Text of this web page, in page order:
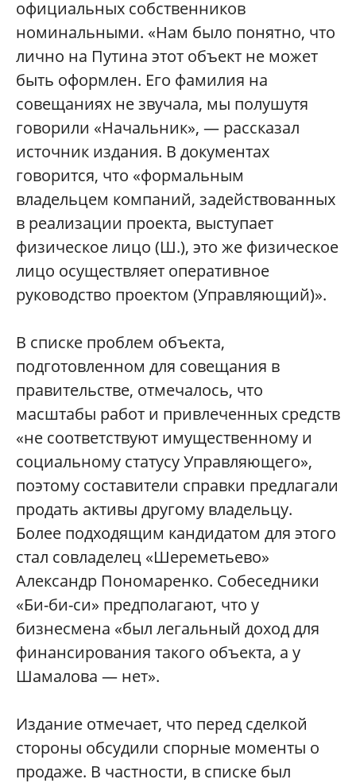
официальных собственников
номинальными. «Нам было понятно, что
лично на Путина этот объект не может
быть оформлен. Его фамилия на
совещаниях не звучала, мы полушутя
говорили «Начальник», — рассказал
источник издания. В документах
говорится, что «формальным
владельцем компаний, задействованных
в реализации проекта, выступает
физическое лицо (Ш.), это же физическое
лицо осуществляет оперативное
руководство проектом (Управляющий)».
В списке проблем объекта,
подготовленном для совещания в
правительстве, отмечалось, что
масштабы работ и привлеченных средств
«не соответствуют имущественному и
социальному статусу Управляющего»,
поэтому составители справки предлагали
продать активы другому владельцу.
Более подходящим кандидатом для этого
стал совладелец «Шереметьево»
Александр Пономаренко. Собеседники
«Би-би-си» предполагают, что у
бизнесмена «был легальный доход для
финансирования такого объекта, а у
Шамалова — нет».
Издание отмечает, что перед сделкой
стороны обсудили спорные моменты о
продаже. В частности, в списке был